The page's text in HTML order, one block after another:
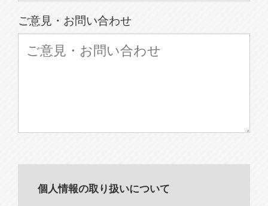
ご意見・お問い合わせ
個人情報の取り扱いについて